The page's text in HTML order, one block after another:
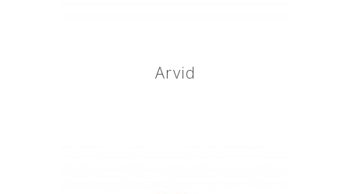
Arvid